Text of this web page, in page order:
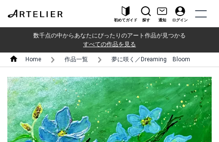
初めてガイド 探す 通知 ログイン
数千点の中からあなたにぴったりのアート作品が見つかる
すべての作品を見る
Home 作品一覧 夢に咲く／Dreaming Bloom